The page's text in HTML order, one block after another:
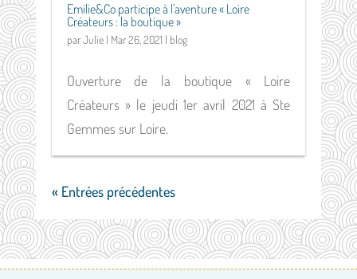
Emilie&Co participe à l’aventure « Loire
Créateurs : la boutique »
parJulie| Mar 26, 2021 | blog
Ouverture de la boutique « Loire
Créateurs » le jeudi 1er avril 2021 à Ste
Gemmes sur Loire.
« Entrées précédentes